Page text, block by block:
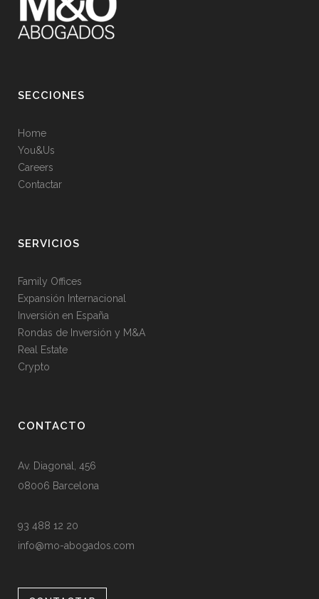
SECCIONES
Home
You&Us
Careers
Contactar
SERVICIOS
Family Offices
Expansión Internacional
Inversión en España
Rondas de Inversión y M&A
Real Estate
Crypto
CONTACTO
Av. Diagonal, 456
08006 Barcelona
93 488 12 20
info@mo-abogados.com